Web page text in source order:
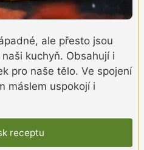
ale přesto jsou
kuchyň. Obsahují i
pro naše tělo. Ve spojení
máslem uspokojí i
receptu